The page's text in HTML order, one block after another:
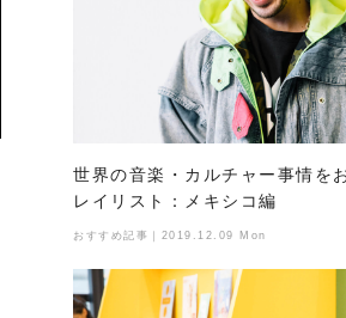
世界の音楽・カルチャー事情を
レイリスト：メキシコ編
おすすめ記事｜2019.12.09 Mon